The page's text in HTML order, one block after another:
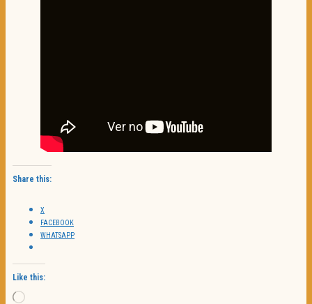
Share this:
X
FACEBOOK
WHATSAPP
Like this:
Loading…